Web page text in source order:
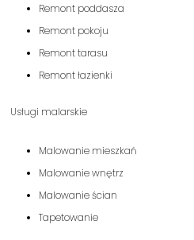
Remont poddasza
Remont pokoju
Remont tarasu
Remont łazienki
Usługi malarskie
Malowanie mieszkań
Malowanie wnętrz
Malowanie ścian
Tapetowanie